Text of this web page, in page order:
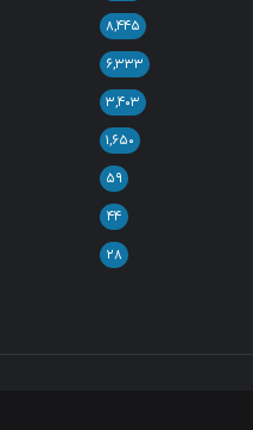
۸,۴۴۵
۶,۳۳۳
۳,۴۰۳
۱,۶۵۰
۵۹
۴۴
۲۸